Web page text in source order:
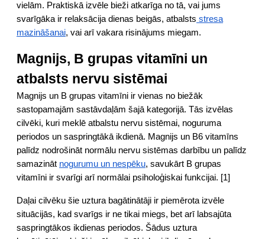
vielām. Praktiskā izvēle bieži atkarīga no tā, vai jums
svarīgāka ir relaksācija dienas beigās, atbalsts stresa
mazināšanai, vai arī vakara risinājums miegam.
Magnijs, B grupas vitamīni un
atbalsts nervu sistēmai
Magnijs un B grupas vitamīni ir vienas no biežāk
sastopamajām sastāvdaļām šajā kategorijā. Tās izvēlas
cilvēki, kuri meklē atbalstu nervu sistēmai, noguruma
periodos un saspringtākā ikdienā. Magnijs un B6 vitamīns
palīdz nodrošināt normālu nervu sistēmas darbību un palīdz
samazināt nogurumu un nespēku, savukārt B grupas
vitamīni ir svarīgi arī normālai psiholoģiskai funkcijai. [1]
Daļai cilvēku šie uztura bagātinātāji ir piemērota izvēle
situācijās, kad svarīgs ir ne tikai miegs, bet arī labsajūta
saspringtākos ikdienas periodos. Šādus uztura